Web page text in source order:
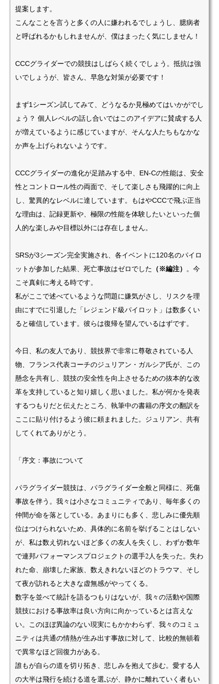
提案します。
こんなことを言うと多くの人に嫌われるでしょうし、臆病者
と呼ばれるかもしれませんが、僕はまったく気にしません！
CCCグライダーでの競技はしばらく続くでしょう。抵抗は強
いでしょうが、皆さん、早急な対策が必要です！
まず1シーズン試してみて、どうなるか見極めてはいかがでし
ょう？ 個人レベルの話し合いではこのアイデアに賛成する人
が増えているように感じていますが、そんな人たちもなかな
か声を上げられないようです。
CCCグライダーの進化が足踏みする中、EN-Cの性能は、安全
性とコントロール性の両面で、そして楽しさも飛躍的に向上
し、驚異的なレベルに達しています。もはやCCCで飛ぶ正当
な理由は、記録更新や、極限の性能を体験したいといった個
人的な楽しみや目標以外には存在しません。
SRSが3シーズン完全実施され、各イベントに120名のパイロ
ットが参加した結果、死亡事故はゼロでした （※編注）
。今
こそ真剣に考える時です。
私がここで述べているような問題に嫌気がさし、リスクを理
由にすでに引退した「レジェンド級パイロット」は数多くい
ると確信しています。彼らは復帰を望んでいるはずです。
今日、私の友人であり、競技界で非常に尊敬されている人
物、フランス代表コーチのジュリアン・ガルシア氏が、この
懸念を共有し、競技の安全性を向上させるための抜本的な改
革を支持していると知り嬉しく思いました。私が何かを発表
するつもりだと伝えたところ、執筆中の書籍の序文の翻訳を
ここに貼り付けるよう彼に頼まれました。ジュリアン、共有
してくれてありがとう。
「序文：事故について
パラグライダー競技は、パラグライダー全般と同様に、死傷
事故を伴う。我々は小さなコミュニティであり、毎年多くの
仲間が命を落としている。あまりにも多く、悲しみに優先順
位はつけられないため、具体的に名前を挙げることはしない
が、私は数え切れないほど多くの友人を失くし、わずか数年
で連邦パフォーマンスプロジェクトの選手2人を失った。失わ
れた命、崩壊した家族、数えきれないほどのトラウマ、そし
て夜が訪れると大きな虚無感がやってくる。
数字を並べて統計を語るつもりはないが、我々の活動や国際
競技における事故率は良い方向に向かっているとは言えな
い。このほぼ異論のない現実にもかかわらず、我々のコミュ
ニティは共通の情熱が生み出す事故に対して、比較的無頓着
で異常なほど回復力がある。
誰もが自らの道を切り拓き、悲しみを抱えて歩む。愛する人
の大半は飛行を続ける道を選ぶが、静かに離れていく者もい